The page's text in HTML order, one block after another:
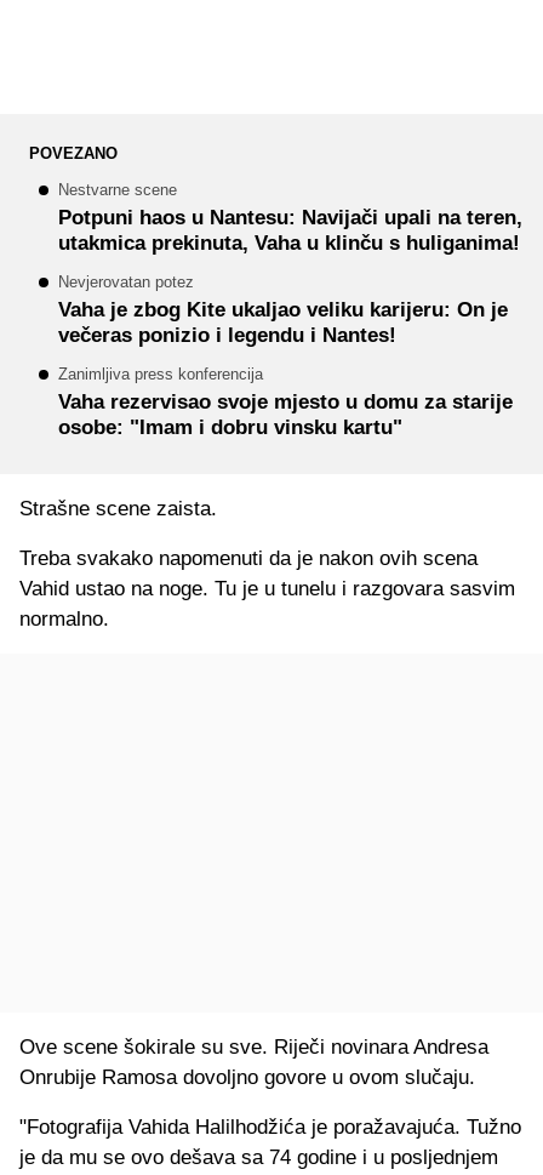
POVEZANO
Nestvarne scene
Potpuni haos u Nantesu: Navijači upali na teren,
utakmica prekinuta, Vaha u klinču s huliganima!
Nevjerovatan potez
Vaha je zbog Kite ukaljao veliku karijeru: On je
večeras ponizio i legendu i Nantes!
Zanimljiva press konferencija
Vaha rezervisao svoje mjesto u domu za starije
osobe: "Imam i dobru vinsku kartu"
Strašne scene zaista.
Treba svakako napomenuti da je nakon ovih scena
Vahid ustao na noge. Tu je u tunelu i razgovara sasvim
normalno.
Ove scene šokirale su sve. Riječi novinara Andresa
Onrubije Ramosa dovoljno govore u ovom slučaju.
"Fotografija Vahida Halilhodžića je poražavajuća. Tužno
je da mu se ovo dešava sa 74 godine i u posljednjem